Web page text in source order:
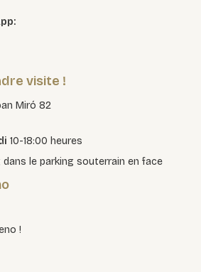
visite !
Miró 82
10-18:00 heures
le parking souterrain en face
!